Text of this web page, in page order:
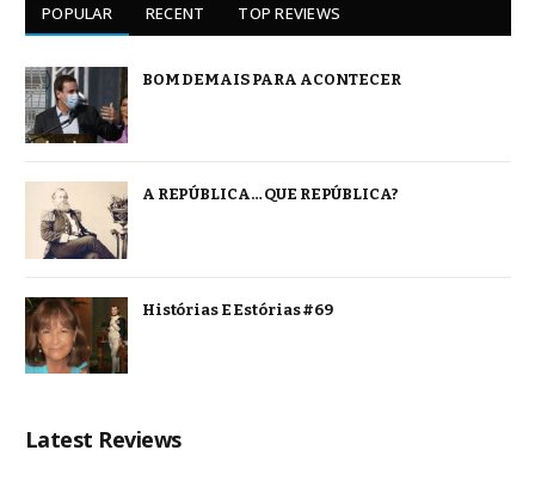
POPULAR RECENT TOP REVIEWS
BOM DEMAIS PARA ACONTECER
A REPÚBLICA… QUE REPÚBLICA?
Histórias E Estórias #69
Latest Reviews